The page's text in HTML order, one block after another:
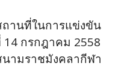
านที่ในการแข่งขัน
กรกฎาคม 2558
ามราชมังคลากีฬา